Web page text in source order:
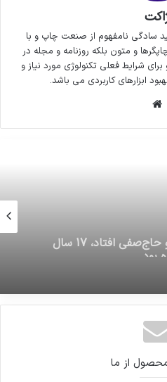
سادگی نامفهوم از صنعت چاپ و با
و متون بلکه روزنامه و مجله در
شرایط فعلی تکنولوژی مورد نیاز و
ابزارهای کاربردی می باشد.
بود
تسهیلات زیر
از ما